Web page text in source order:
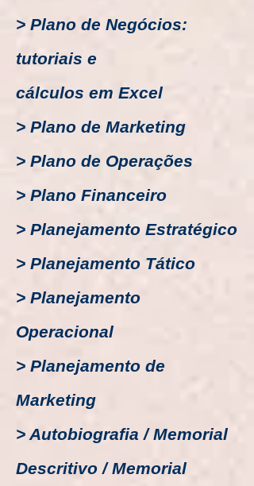
> Plano de Negócios:
tutoriais e
cálculos em Excel
> Plano de Marketing
> Plano de Operações
> Plano Financeiro
> Planejamento Estratégico
> Planejamento Tático
> Planejamento
Operacional
> Planejamento de
Marketing
> Autobiografia / Memorial
Descritivo / Memorial